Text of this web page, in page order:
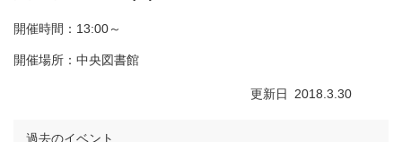
開催時間：13:00～
開催場所：中央図書館
更新日 2018.3.30
過去のイベント